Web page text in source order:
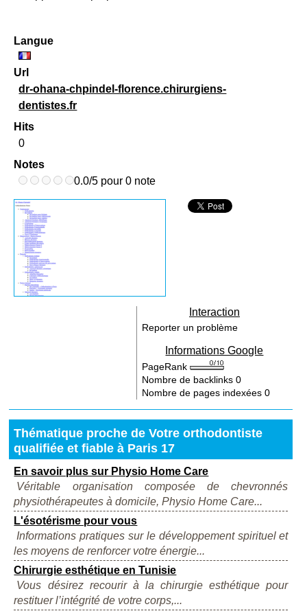
Langue
Url
dr-ohana-chpindel-florence.chirurgiens-
dentistes.fr
Hits
0
Notes
0.0/5 pour 0 note
Interaction
Reporter un problème
Informations Google
PageRank
Nombre de backlinks0
Nombre de pages indexées0
Thématique proche de Votre orthodontiste
qualifiée et fiable à Paris 17
En savoir plus sur Physio Home Care
Véritable organisation composée de chevronnés
physiothérapeutes à domicile, Physio Home Care...
L'ésotérisme pour vous
Informations pratiques sur le développement spirituel et
les moyens de renforcer votre énergie...
Chirurgie esthétique en Tunisie
Vous désirez recourir à la chirurgie esthétique pour
restituer l’intégrité de votre corps,...